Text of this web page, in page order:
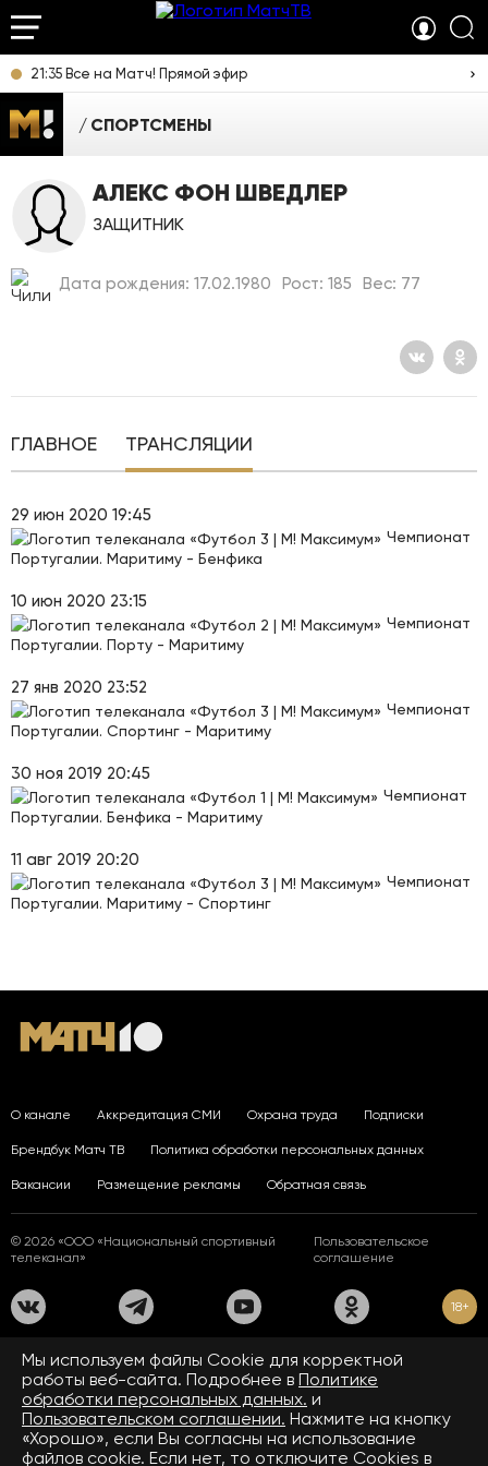
21:35 Все на Матч! Прямой эфир
СПОРТСМЕНЫ
АЛЕКС ФОН ШВЕДЛЕР
ЗАЩИТНИК
Дата рождения: 17.02.1980 Рост: 185 Вес: 77
ГЛАВНОЕ ТРАНСЛЯЦИИ
29 июн 2020 19:45
Чемпионат
Португалии. Маритиму - Бенфика
10 июн 2020 23:15
Чемпионат
Португалии. Порту - Маритиму
27 янв 2020 23:52
Чемпионат
Португалии. Спортинг - Маритиму
30 ноя 2019 20:45
Чемпионат
Португалии. Бенфика - Маритиму
11 авг 2019 20:20
Чемпионат
Португалии. Маритиму - Спортинг
О канале Аккредитация СМИ Охрана труда Подписки
Брендбук Матч ТВ Политика обработки персональных данных
Вакансии Размещение рекламы Обратная связь
© 2026 «ООО «Национальный спортивный
телеканал»
Пользовательское
соглашение
18+
На сайте применяются рекомендательные технологии. Подробнее
Правилах применения рекомендательных технологий.
Средство массовой информации сетевое издание «www.matchtv.ru»
зарегистрировано Федеральной службой по надзору в сфере связи,
информационных технологий и массовых коммуникаций (Роскомнадзор).
Свидетельство о регистрации средства массовой информации ЭЛ № ФС 77 - 72390
от 28.02.2018. Название — www.matchtv.ru.
Мы используем файлы Сookie для корректной
работы веб-сайта. Подробнее в Политике
обработки персональных данных. и
Пользовательском соглашении. Нажмите на кнопку
«Хорошо», если Вы согласны на использование
файлов cookie. Если нет, то отключите Cookies в